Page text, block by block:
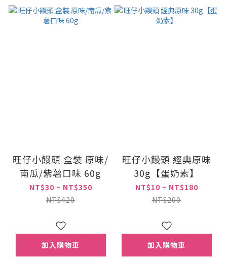
旺仔小饅頭 盒裝 原味/
南瓜/紫薯口味 60g
NT$30 ~ NT$350
NT$420
加入購物車
旺仔小饅頭 經典原味
30g【蛋奶素】
NT$10 ~ NT$180
NT$200
加入購物車